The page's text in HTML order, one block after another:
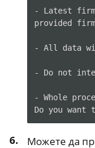
- Latest
provided
- All data
- Do not
- Whole
Можете да